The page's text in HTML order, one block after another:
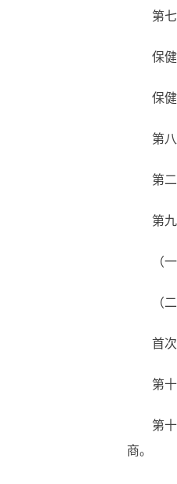
第七
保
保
第八
第
第九
（
（
首
第十
第
商。